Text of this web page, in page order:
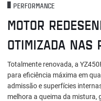
PERFORMANCE
MOTOR
OTIMIZADA NAS
Totalmente renovada, a
para eficiência máxima em
admissão e superfícies
melhora a queima da mistura,